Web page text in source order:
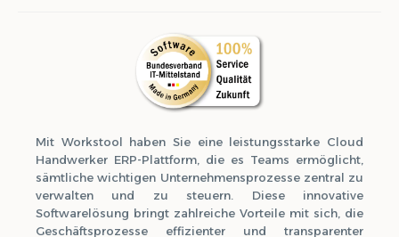
Mit Workstool haben Sie eine leistungsstarke Cloud
Handwerker ERP-Plattform, die es Teams ermöglicht,
sämtliche wichtigen Unternehmensprozesse zentral zu
verwalten und zu steuern. Diese innovative
Softwarelösung bringt zahlreiche Vorteile mit sich, die
Geschäftsprozesse effizienter und transparenter